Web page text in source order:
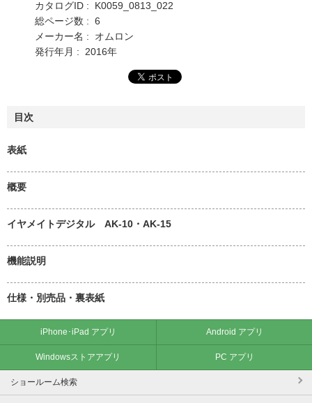
カタログID : K0059_0813_022
総ページ数 : 6
メーカー名 : オムロン
発行年月 : 2016年
目次
表紙
概要
イヤメイトデジタル AK-10・AK-15
機能説明
仕様・別売品・裏表紙
iPhone･iPad アプリ Android アプリ
Windowsストアアプリ PC アプリ
ショールーム検索